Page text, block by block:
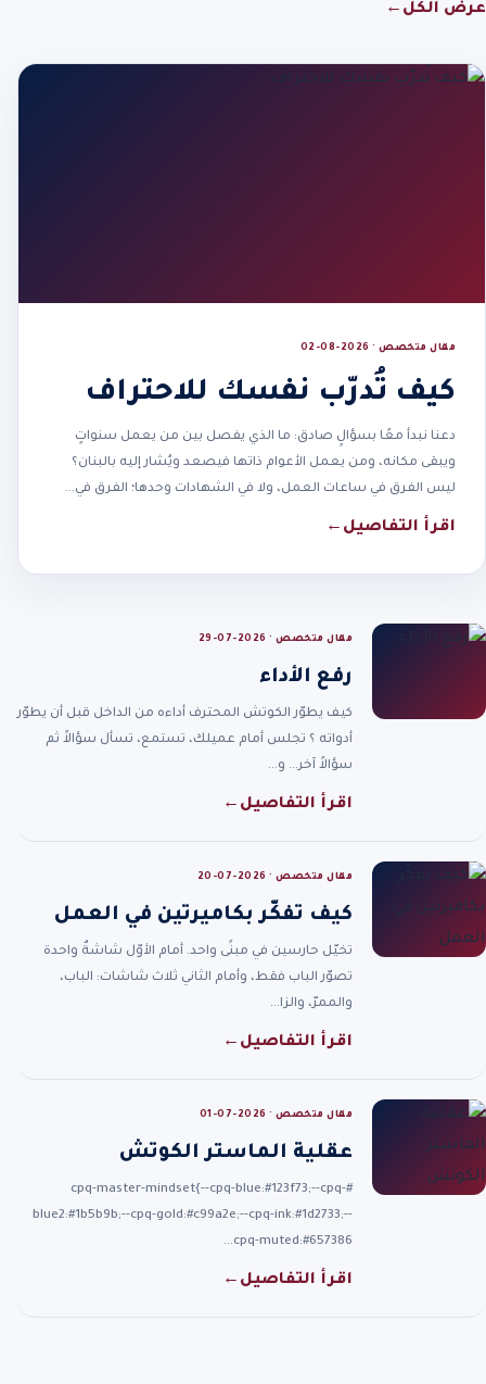
عرض الكل ←
مقال متخصص · 2026-08-02
كيف تُدرّب نفسك للاحتراف
دعنا نبدأ معًا بسؤالٍ صادق: ما الذي يفصل بين من يعمل سنواتٍ
ويبقى مكانه، ومن يعمل الأعوام ذاتها فيصعد ويُشار إليه بالبنان؟
ليس الفرق في ساعات العمل، ولا في الشهادات وحدها؛ الفرق في…
اقرأ التفاصيل ←
مقال متخصص · 2026-07-29
رفع الأداء
كيف يطوّر الكوتش المحترف أداءه من الداخل قبل أن يطوّر
أدواته ؟ تجلس أمام عميلك، تستمع، تسأل سؤالاً ثم
سؤالاً آخر… و…
اقرأ التفاصيل ←
مقال متخصص · 2026-07-20
كيف تفكّر بكاميرتين في العمل
تخيّل حارسين في مبنًى واحد. أمام الأوّل شاشةٌ واحدة
تصوّر الباب فقط، وأمام الثاني ثلاث شاشات: الباب،
والممرّ، والزا…
اقرأ التفاصيل ←
مقال متخصص · 2026-07-01
عقلية الماستر الكوتش
#cpq-master-mindset{--cpq-blue:#123f73;--cpq-
blue2:#1b5b9b;--cpq-gold:#c99a2e;--cpq-ink:#1d2733;--
cpq-muted:#657386…
اقرأ التفاصيل ←